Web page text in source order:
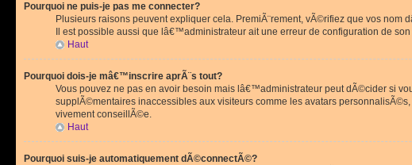
Pourquoi ne puis-je pas me connecter?
Plusieurs raisons peuvent expliquer cela. PremiÃ¨rement, vÃ©rifiez que vos
Il est possible aussi que lâ€™administrateur ait une erreur de configuration de
Haut
Pourquoi dois-je mâ€™inscrire aprÃ¨s tout?
Vous pouvez ne pas en avoir besoin mais lâ€™administrateur peut dÃ©cider si
supplÃ©mentaires inaccessibles aux visiteurs comme les avatars
vivement conseillÃ©e.
Haut
Pourquoi suis-je automatiquement dÃ©connectÃ©?